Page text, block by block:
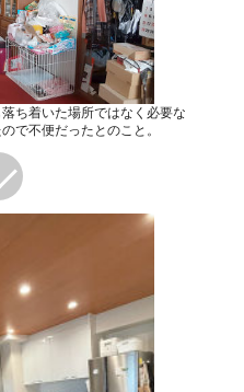
ち着いた場所ではなく必要な
で不便だったとのこと。